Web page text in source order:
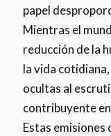
papel
Mientras el
reducción de la
la vida
ocultas al
contribuyente
Estas